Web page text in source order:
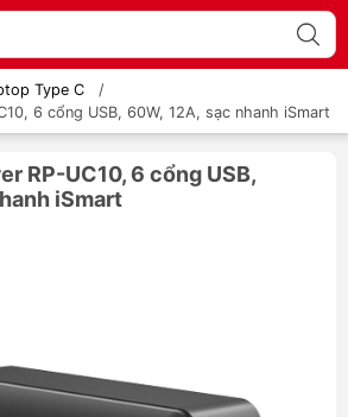
Type C
/
6 cổng USB, 60W, 12A, sạc nhanh iSmart
RP-UC10, 6 cổng USB,
iSmart